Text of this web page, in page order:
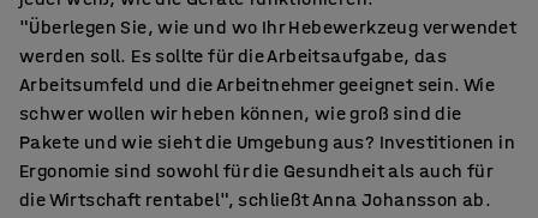
"Überlegen Sie, wie und wo Ihr Hebewerkzeug verwendet
werden soll. Es sollte für die Arbeitsaufgabe, das
Arbeitsumfeld und die Arbeitnehmer geeignet sein. Wie
schwer wollen wir heben können, wie groß sind die
Pakete und wie sieht die Umgebung aus? Investitionen in
Ergonomie sind sowohl für die Gesundheit als auch für
die Wirtschaft rentabel", schließt Anna Johansson ab.